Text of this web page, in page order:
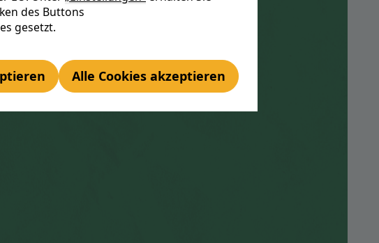
des Buttons
gesetzt.
Alle Cookies akzeptieren